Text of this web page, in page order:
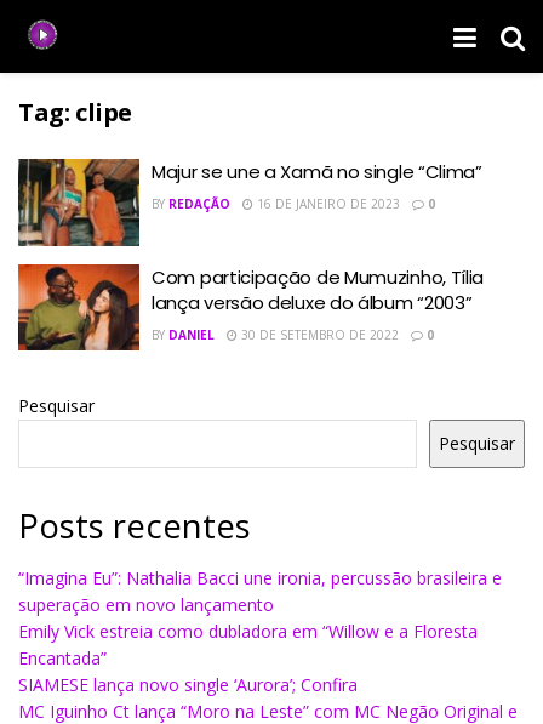
Tag: clipe
Majur se une a Xamã no single “Clima”
BY REDAÇÃO 16 DE JANEIRO DE 2023 0
Com participação de Mumuzinho, Tília
lança versão deluxe do álbum “2003”
BY DANIEL 30 DE SETEMBRO DE 2022 0
Pesquisar
Pesquisar
Posts recentes
“Imagina Eu”: Nathalia Bacci une ironia, percussão brasileira e
superação em novo lançamento
Emily Vick estreia como dubladora em “Willow e a Floresta
Encantada”
SIAMESE lança novo single ‘Aurora’; Confira
MC Iguinho Ct lança “Moro na Leste” com MC Negão Original e